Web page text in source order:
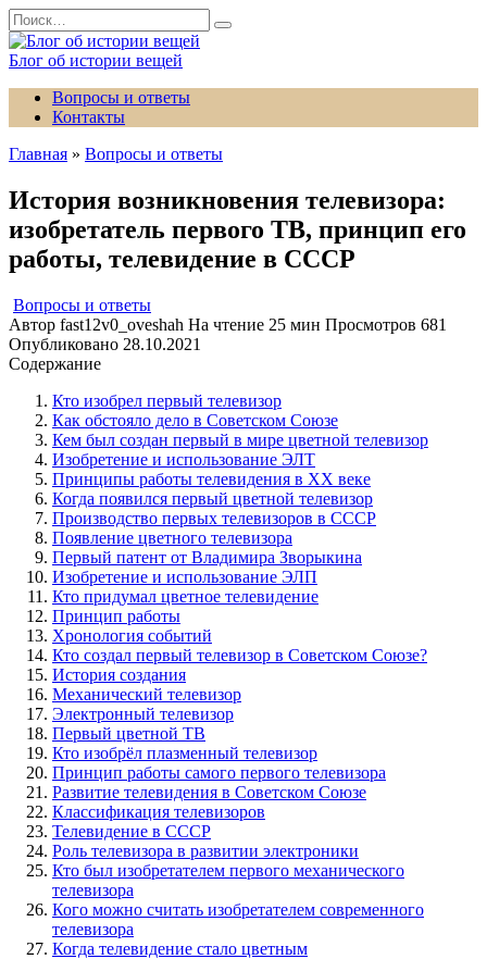
Перейти
к
содержанию
Search
for:
Блог об истории вещей
Вопросы и ответы
Контакты
Главная » Вопросы и ответы
История возникновения телевизора:
изобретатель первого ТВ, принцип его
работы, телевидение в СССР
Вопросы и ответы
Автор fast12v0_oveshah На чтение 25 мин Просмотров 681
Опубликовано 28.10.2021
Содержание
Кто изобрел первый телевизор
Как обстояло дело в Советском Союзе
Кем был создан первый в мире цветной телевизор
Изобретение и использование ЭЛТ
Принципы работы телевидения в XX веке
Когда появился первый цветной телевизор
Производство первых телевизоров в СССР
Появление цветного телевизора
Первый патент от Владимира Зворыкина
Изобретение и использование ЭЛП
Кто придумал цветное телевидение
Принцип работы
Хронология событий
Кто создал первый телевизор в Советском Союзе?
История создания
Механический телевизор
Электронный телевизор
Первый цветной ТВ
Кто изобрёл плазменный телевизор
Принцип работы самого первого телевизора
Развитие телевидения в Советском Союзе
Классификация телевизоров
Телевидение в СССР
Роль телевизора в развитии электроники
Кто был изобретателем первого механического
телевизора
Кого можно считать изобретателем современного
телевизора
Когда телевидение стало цветным